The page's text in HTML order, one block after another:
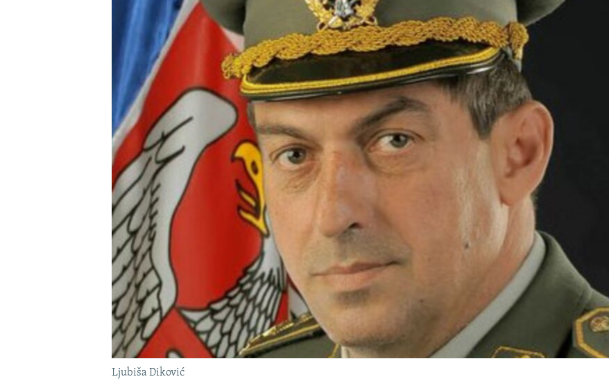
POPLAVE I KLIZIŠTA U BIH 2024.
TRI DECENIJE OD RATA U BIH
NASTANAK I RASPAD JUGOSLAVIJE
Ljubiša Diković